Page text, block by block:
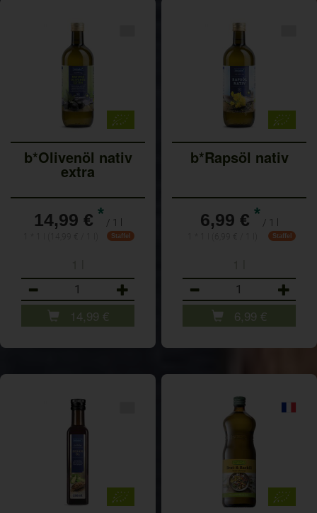
b*Olivenöl nativ
extra
14,99 € * / 1 l
Staffel
14,99 €
b*Rapsöl nativ
6,99 € * / 1 l
Staffel
6,99 €